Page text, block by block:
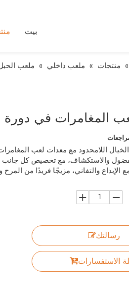
بيت
» منتجات » ملعب داخلي » ملعب
المغامرات في دورة
والاستكشاف، مع تخصيص كل جانب
الإبداع والتفاني، مزيجًا فريدًا من
رسالتك
الاستفسارات